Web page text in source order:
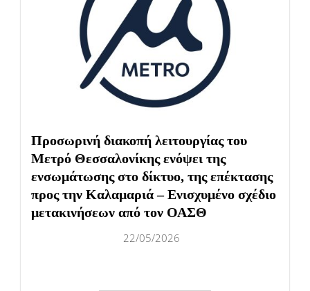
Προσωρινή διακοπή λειτουργίας του
Μετρό Θεσσαλονίκης ενόψει της
ενσωμάτωσης στο δίκτυο, της επέκτασης
προς την Καλαμαριά – Ενισχυμένο σχέδιο
μετακινήσεων από τον ΟΑΣΘ
22/05/2026